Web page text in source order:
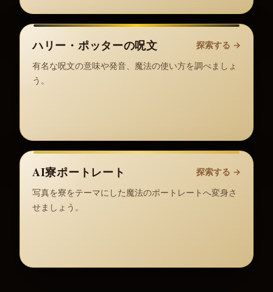
ハリー・ポッターの呪文 探索する →
有名な呪文の意味や発音、魔法の使い方を調べましょ
う。
AI寮ポートレート 探索する →
写真を寮をテーマにした魔法のポートレートへ変身さ
せましょう。